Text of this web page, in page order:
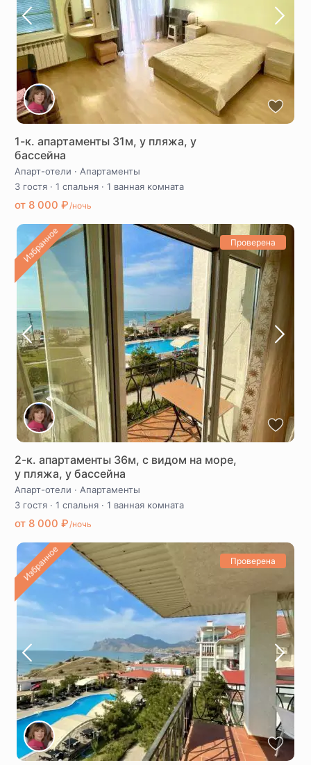
1-к. апартаменты 31м, у пляжа, у
бассейна
Апарт-отели · Апартаменты
3 гостя · 1 спальня · 1 ванная комната
от 8 000 ₽/ночь
Избранное Проверена
2-к. апартаменты 36м, c видом на море,
у пляжа, у бассейна
Апарт-отели · Апартаменты
3 гостя · 1 спальня · 1 ванная комната
от 8 000 ₽/ночь
Избранное Проверена